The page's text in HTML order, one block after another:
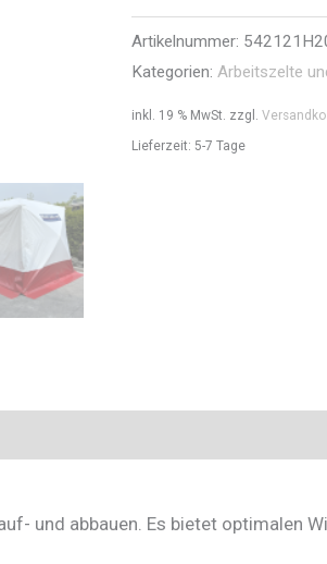
Zelt
-
542121H20
Menge
Artikelnummer:
Kategorien: Arbeitszelte
inkl. 19 % MwSt. zzgl.
Lieferzeit: 5-7 Tage
und abbauen. Es bietet optimalen